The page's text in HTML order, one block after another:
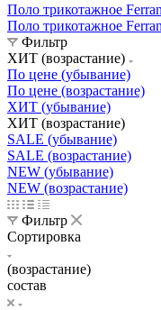
Поло трикотажное
Поло трикотажное
Фильтр
ХИТ (возрастание)
По цене (убывание)
По цене (возрастание)
ХИТ (убывание)
ХИТ (возрастание)
SALE (убывание)
SALE (возрастание)
NEW (убывание)
NEW (возрастание)
Фильтр
Сортировка
(возрастание)
состав